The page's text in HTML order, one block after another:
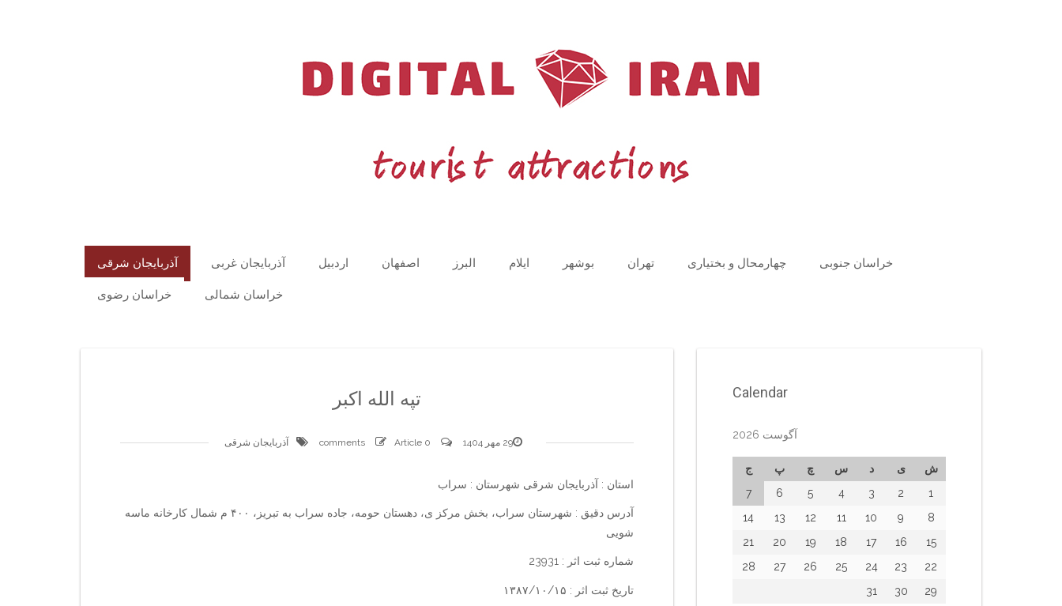
آذربایجان شرقی آذربایجان غربی اردبیل اصفهان البرز ایلام بوشهر تهران چهارمحال و بختیاری خراسان جنوبی
خراسان رضوی خراسان شمالی
تپه الله اکبر
29 مهر 1404 0 comments
Article آذربایجان شرقی
استان : آذربایجان شرقی شهرستان : سراب
آدرس دقیق : شهرستان سراب، بخش مرکز ی، دهستان حومه، جاده سراب به تبریز، ۴۰۰ م شمال کارخانه ماسه
شویی
شماره ثبت اثر : 23931
تاریخ ثبت اثر : ۱۳۸۷/۱۰/۱۵
Calendar
آگوست 2026
ش ی د س چ پ
ج
1
2
3
4
5
6
7
8
9
10
11
12
13
14
15
16
17
18
19
20
21
22
23
24
25
26
27
28
29
30
31